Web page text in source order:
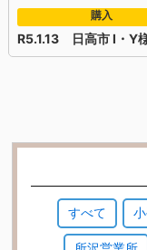
購入
R5.1.13 日高市 I・Y
すべて